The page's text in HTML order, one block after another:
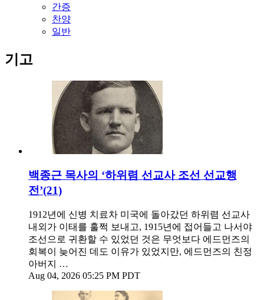
간증
찬양
일반
기고
백종근 목사의 ‘하위렴 선교사 조선 선교행
전’(21)
1912년에 신병 치료차 미국에 돌아갔던 하위렴 선교사
내외가 이태를 훌쩍 보내고, 1915년에 접어들고 나서야
조선으로 귀환할 수 있었던 것은 무엇보다 에드먼즈의
회복이 늦어진 데도 이유가 있었지만, 에드먼즈의 친정
아버지 …
Aug 04, 2026 05:25 PM PDT